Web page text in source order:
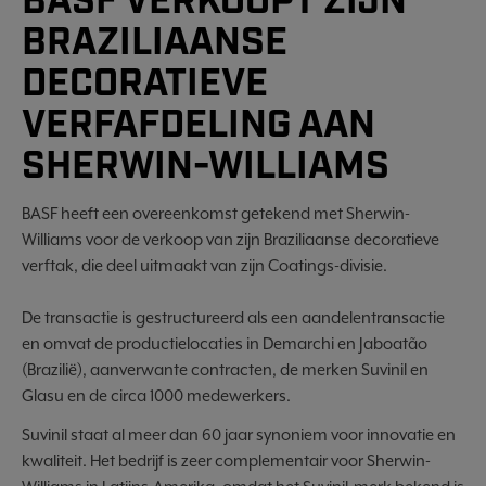
BRAZILIAANSE
DECORATIEVE
VERFAFDELING AAN
SHERWIN-WILLIAMS
BASF heeft een overeenkomst getekend met Sherwin-
Williams voor de verkoop van zijn Braziliaanse decoratieve
verftak, die deel uitmaakt van zijn Coatings-divisie.
De transactie is gestructureerd als een aandelentransactie
en omvat de productielocaties in Demarchi en Jaboatão
(Brazilië), aanverwante contracten, de merken Suvinil en
Glasu en de circa 1000 medewerkers.
Suvinil staat al meer dan 60 jaar synoniem voor innovatie en
kwaliteit. Het bedrijf is zeer complementair voor Sherwin-